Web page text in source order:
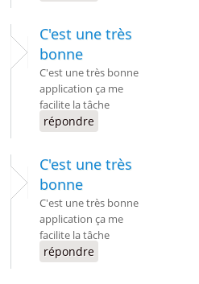
C'est une très
bonne
C'est une très bonne
application ça me
facilite la tâche
répondre
C'est une très
bonne
C'est une très bonne
application ça me
facilite la tâche
répondre